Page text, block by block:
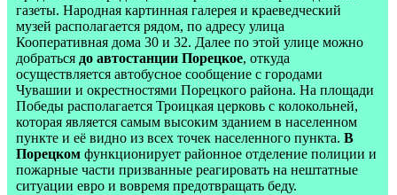
газеты. Народная картинная галерея и краеведческий
музей располагается рядом, по адресу улица
Кооперативная дома 30 и 32. Далее по этой улице можно
добраться до автостанции Порецкое, откуда
осуществляется автобусное сообщение с городами
Чувашии и окрестностями Порецкого района. На площади
Победы располагается Троицкая церковь с колокольней,
которая является самым высоким зданием в населенном
пункте и её видно из всех точек населенного пункта. В
Порецком функционирует районное отделение полиции и
пожарные части призванные реагировать на нештатные
ситуации евро и вовремя предотвращать беду.